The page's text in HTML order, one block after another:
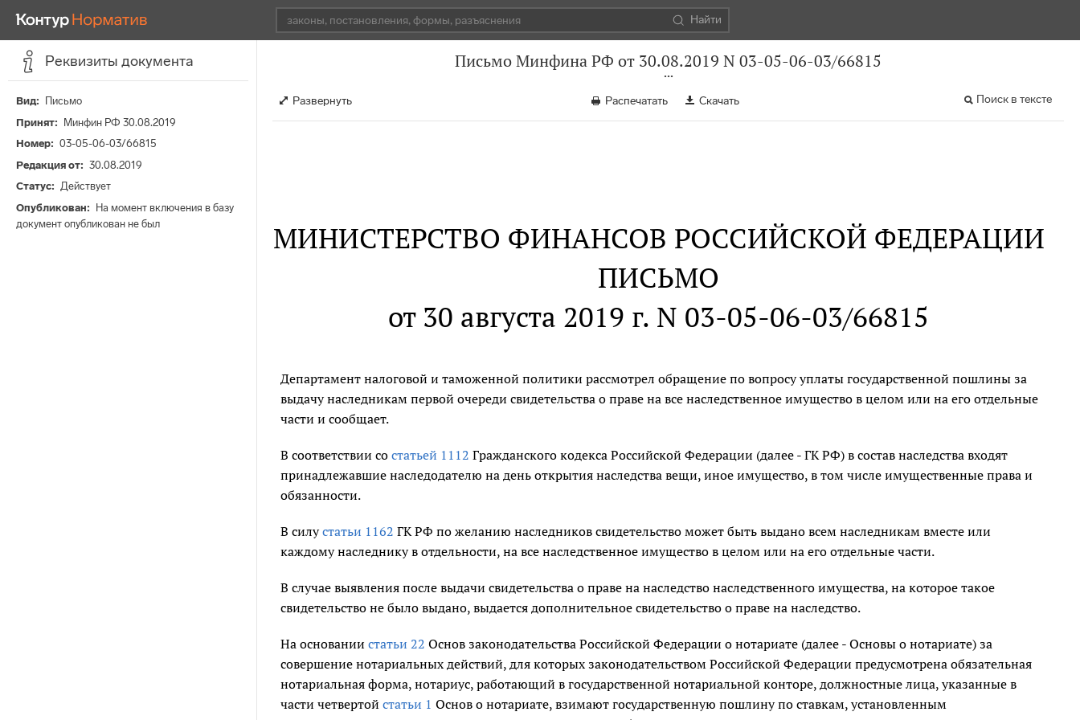
Найти
Реквизиты документа
Вид
Письмо
Принят
Минфин РФ 30.08.2019
Номер
03-05-06-03/66815
Редакция от
30.08.2019
Статус
Действует
Опубликован
На момент включения в базу
документ опубликован не был
Письмо Минфина РФ от 30.08.2019 N 03-05-06-03/66815
Развернуть Распечатать Скачать Поиск в тексте
МИНИСТЕРСТВО ФИНАНСОВ РОССИЙСКОЙ ФЕДЕРАЦИИ
ПИСЬМО
от 30 августа 2019 г. N 03-05-06-03/66815
Департамент налоговой и таможенной политики рассмотрел обращение по вопросу уплаты государственной пошлины за
выдачу наследникам первой очереди свидетельства о праве на все наследственное имущество в целом или на его отдельные
части и сообщает.
В соответствии со статьей 1112 Гражданского кодекса Российской Федерации (далее - ГК РФ) в состав наследства входят
принадлежавшие наследодателю на день открытия наследства вещи, иное имущество, в том числе имущественные права и
обязанности.
В силустатьи 1162 ГК РФ по желанию наследников свидетельство может быть выдано всем наследникам вместе или
каждому наследнику в отдельности, на все наследственное имущество в целом или на его отдельные части.
В случае выявления после выдачи свидетельства о праве на наследство наследственного имущества, на которое такое
свидетельство не было выдано, выдается дополнительное свидетельство о праве на наследство.
На основании статьи 22 Основ законодательства Российской Федерации о нотариате (далее - Основы о нотариате) за
совершение нотариальных действий, для которых законодательством Российской Федерации предусмотрена обязательная
нотариальная форма, нотариус, работающий в государственной нотариальной конторе, должностные лица, указанные в
части четвертой статьи 1 Основ о нотариате, взимают государственную пошлину по ставкам, установленным